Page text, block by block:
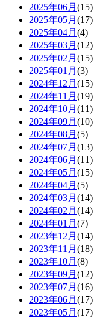
2025年06月 (15)
2025年05月 (17)
2025年04月 (4)
2025年03月 (12)
2025年02月 (15)
2025年01月 (3)
2024年12月 (15)
2024年11月 (19)
2024年10月 (11)
2024年09月 (10)
2024年08月 (5)
2024年07月 (13)
2024年06月 (11)
2024年05月 (15)
2024年04月 (5)
2024年03月 (14)
2024年02月 (14)
2024年01月 (7)
2023年12月 (14)
2023年11月 (18)
2023年10月 (8)
2023年09月 (12)
2023年07月 (16)
2023年06月 (17)
2023年05月 (17)